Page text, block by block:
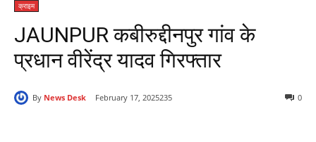
क्राइम
JAUNPUR कबीरुद्दीनपुर गांव के
प्रधान वीरेंद्र यादव गिरफ्तार
By News Desk February 17, 2025 0
235